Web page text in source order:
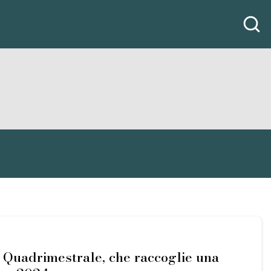
che raccoglie una